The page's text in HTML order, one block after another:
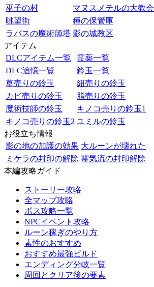
巫子の村
マヌスメテルの大教会
眺望街
種の保管庫
ラバスの魔術師塔 影の城教区
アイテム
DLCアイテム一覧
霊薬一覧
DLC追憶一覧
鈴玉一覧
草売りの鈴玉
紐売りの鈴玉
カビ売りの鈴玉
脂売りの鈴玉
魔術技師の鈴玉
キノコ売りの鈴玉1
キノコ売りの鈴玉2 ユミルの鈴玉
お役立ち情報
影の地の加護の効果 大ルーンが壊れた
ミケラの封印の解除 霊気流の封印解除
本編攻略ガイド
ストーリー攻略
全マップ攻略
ボス攻略一覧
NPCイベント攻略
ルーン稼ぎのやり方
素性のおすすめ
おすすめ最強ビルド
エンディング分岐一覧
周回とクリア後の要素